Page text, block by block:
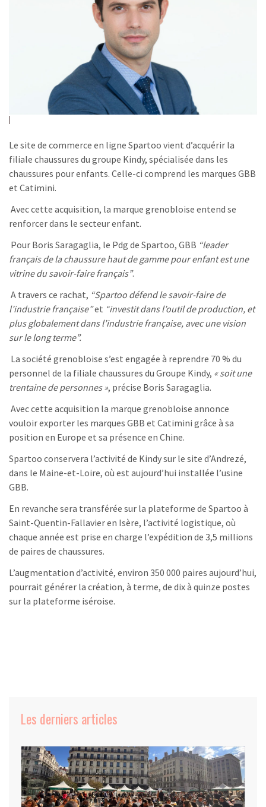
Le site de commerce en ligne Spartoo vient d’acquérir la
filiale chaussures du groupe Kindy, spécialisée dans les
chaussures pour enfants. Celle-ci comprend les marques GBB
et Catimini.
Avec cette acquisition, la marque grenobloise entend se
renforcer dans le secteur enfant.
Pour Boris Saragaglia, le Pdg de Spartoo, GBB “leader
français de la chaussure haut de gamme pour enfant est une
vitrine du savoir-faire français”.
A travers ce rachat, “Spartoo défend le savoir-faire de
l’industrie française”et “investit dans l’outil de production, et
plus globalement dans l’industrie française, avec une vision
sur le long terme”.
La société grenobloise s’est engagée à reprendre 70 % du
personnel de la filiale chaussures du Groupe Kindy, « soit une
trentaine de personnes », précise Boris Saragaglia.
Avec cette acquisition la marque grenobloise annonce
vouloir exporter les marques GBB et Catimini grâce à sa
position en Europe et sa présence en Chine.
Spartoo conservera l’activité de Kindy sur le site d’Andrezé,
dans le Maine-et-Loire, où est aujourd’hui installée l’usine
GBB.
En revanche sera transférée sur la plateforme de Spartoo à
Saint-Quentin-Fallavier en Isère, l’activité logistique, où
chaque année est prise en charge l’expédition de 3,5 millions
de paires de chaussures.
L’augmentation d’activité, environ 350 000 paires aujourd’hui,
pourrait générer la création, à terme, de dix à quinze postes
sur la plateforme iséroise.
Les derniers articles